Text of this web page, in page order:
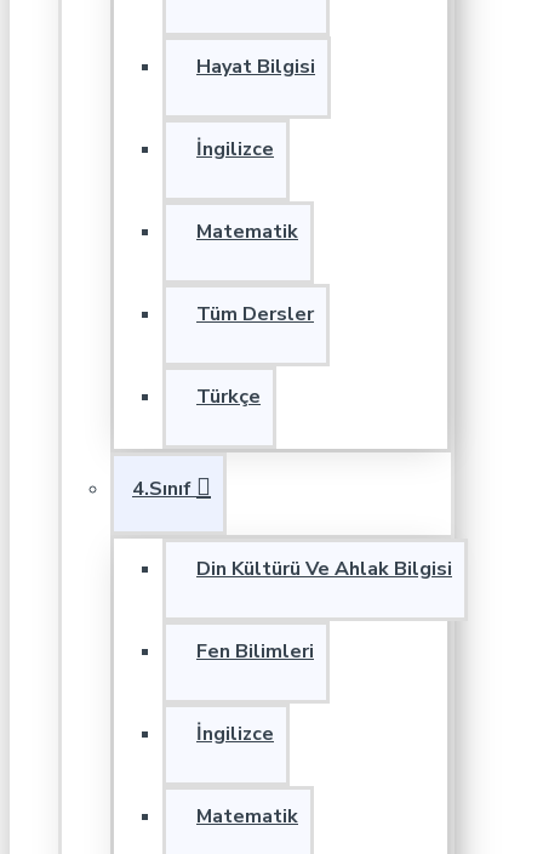
Hayat Bilgisi
İngilizce
Matematik
Tüm Dersler
Türkçe
4.Sınıf
Din Kültürü Ve Ahlak Bilgisi
Fen Bilimleri
İngilizce
Matematik